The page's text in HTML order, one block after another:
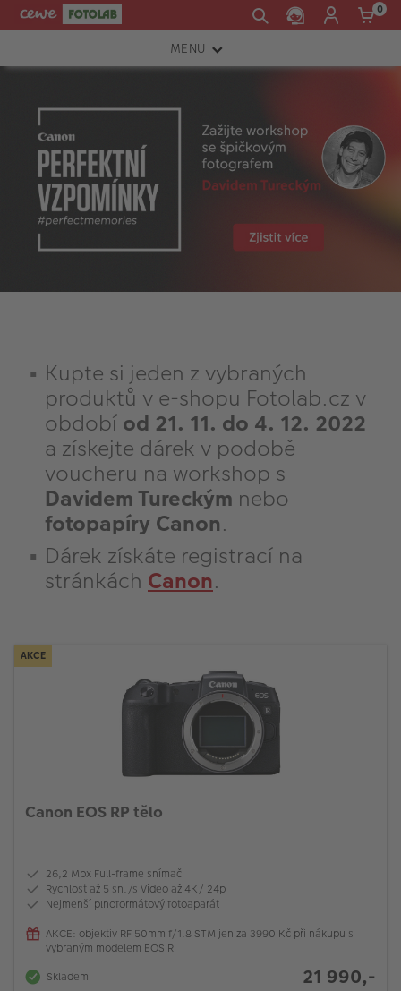
0
MENU
ATELIÉR
INSTAX™
TISKÁRNY A SKENERY
FOTOALBA
VÝPRODEJ
FOTO BAZAR
Akce a slevy
Fotoprodukty
Kupte si jeden z vybraných
produktů v e-shopu Fotolab.cz v
období od 21. 11. do 4. 12. 2022
a získejte dárek v podobě
voucheru na workshop s
Davidem Tureckým nebo
fotopapíry Canon.
Dárek získáte registrací na
stránkách Canon.
AKCE
Canon EOS RP tělo
26,2 Mpx Full-frame snímač
Rychlost až 5 sn./s Video až 4K/ 24p
Nejmenší plnoformátový fotoaparát
AKCE: objektiv RF 50mm f/1.8 STM jen za 3990 Kč při nákupu s
vybraným modelem EOS R
Skladem
21 990,-